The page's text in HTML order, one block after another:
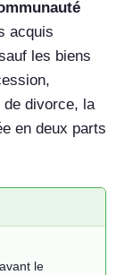
acquis
les biens
de divorce, la
en deux parts
le